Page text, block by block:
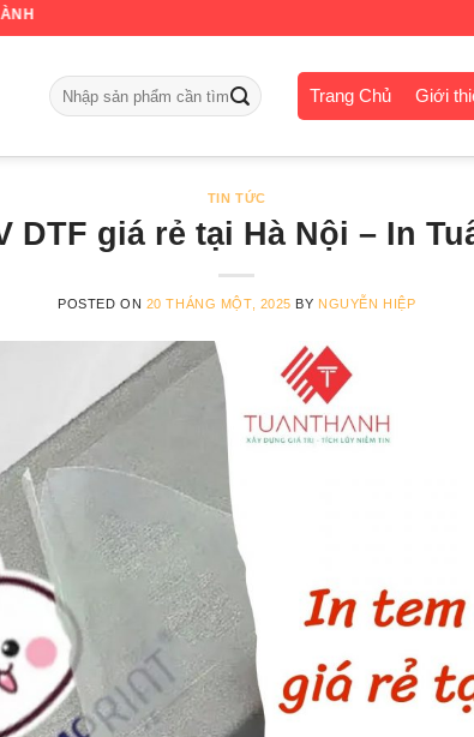
Trang Chủ Giới
TIN TỨC
DTF giá rẻ tại Hà Nội – In
POSTED ON 20 THÁNG MỘT, 2025 BY NGUYỄN HIỆP